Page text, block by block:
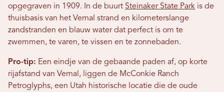
opgegraven in 1909. In de buurt Steinaker State Park is de
thuisbasis van het Vernal strand en kilometerslange
zandstranden en blauw water dat perfect is om te
zwemmen, te varen, te vissen en te zonnebaden.
Pro-tip: Een eindje van de gebaande paden af, op korte
rijafstand van Vernal, liggen de McConkie Ranch
Petroglyphs, een Utah historische locatie die de oude